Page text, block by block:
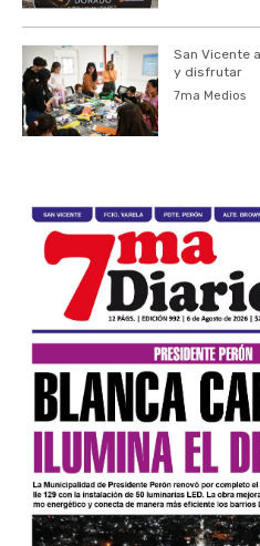
San Vicente
y disfrutar
7ma Medios